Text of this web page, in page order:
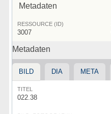
Metadaten
RESSOURCE (ID)
3007
Metadaten
BILD DIA META
TITEL
022.38